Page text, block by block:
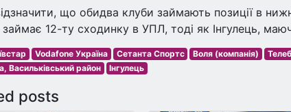
що обидва клуби займають позиції в
12-ту сходинку в УПЛ, тоді як Інгулець,
Vodafone Україна Сетанта Спортс Воля (компанія)
Васильківський район
Інгулець
posts